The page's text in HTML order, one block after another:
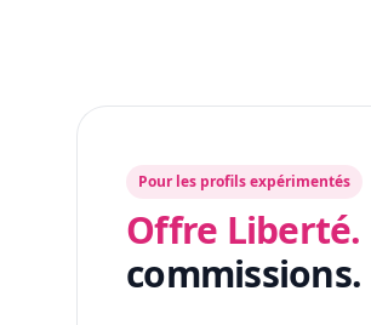
Pour les profils expérimentés
Offre Liberté.
commissions.